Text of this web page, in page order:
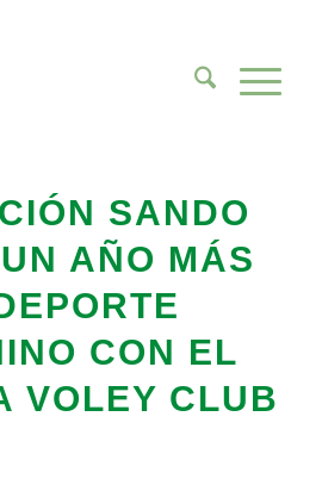
SANDO
AÑO MÁS
CON EL
VOLEY CLUB